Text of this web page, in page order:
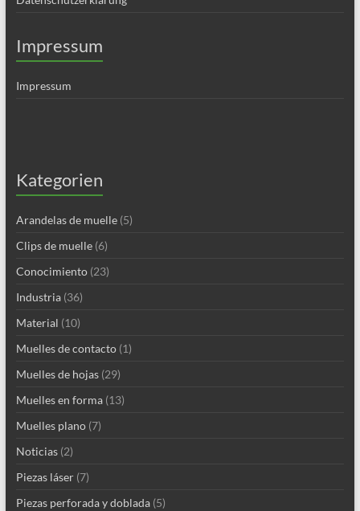
Impressum
Impressum
Kategorien
Arandelas de muelle(5)
Clips de muelle(6)
Conocimiento(23)
Industria(36)
Material (10)
Muelles de contacto(1)
Muelles de hojas(29)
Muelles en forma(13)
Muelles plano(7)
Noticias(2)
Piezas láser(7)
Piezas perforada y doblada(5)